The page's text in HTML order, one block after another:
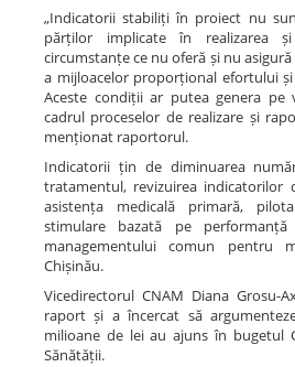
„Indicatorii stabiliți în proiect nu
părților implicate în realizarea și
circumstanțe ce nu oferă și nu
a mijloacelor proporțional efortului
Aceste condiții ar putea genera
cadrul proceselor de realizare și
menționat raportorul.
Indicatorii țin de diminuarea
tratamentul, revizuirea indicatorilor
asistența medicală primară,
stimulare bazată pe
managementului comun pentru
Chișinău.
Vicedirectorul CNAM Diana Grosu-
raport și a încercat să
milioane de lei au ajuns în bugetul
Sănătății.